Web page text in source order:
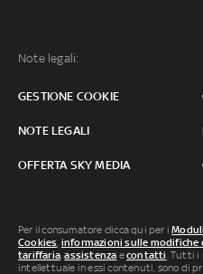
Note legali:
GESTIONE COOKIE
NOTE LEGALI
OFFERTA SKY MEDIA
Per il consumatore clicca qui per i
Cookies, informazioni sulle
tariffaria,assistenza econtatti. Tutti i
intellettuale in essi contenuti, sono di